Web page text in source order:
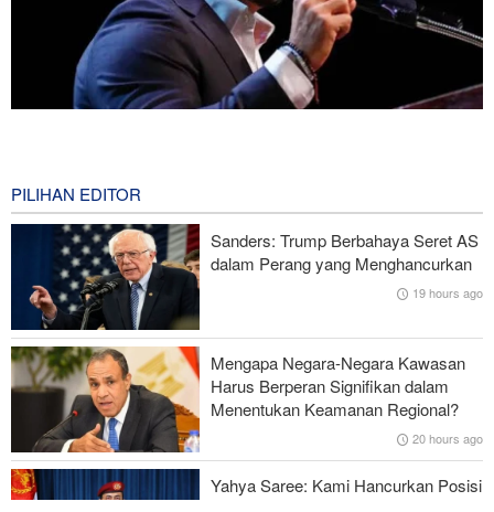
Ghalibaf kepada Trump: Diplomasi Sandiwara AS telah Gagal !
Survei Reuters: Perang dengan Iran Faktor Penyebab
Ketidakstabilan Harga BBM di AS
Serangan Iran Sebabkan Lebih dari 700 Tentara AS Geger Otak
Gagal dalam Perang dengan Iran, Dua Pejabat Senior Mossad
Dipecat
PILIHAN EDITOR
Sanders: Trump Berbahaya Seret AS
dalam Perang yang Menghancurkan
19 hours ago
Mengapa Negara-Negara Kawasan
Harus Berperan Signifikan dalam
Menentukan Keamanan Regional?
20 hours ago
Yahya Saree: Kami Hancurkan Posisi